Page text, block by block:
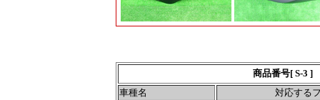
商品番号[ S-3
車種名
対応する